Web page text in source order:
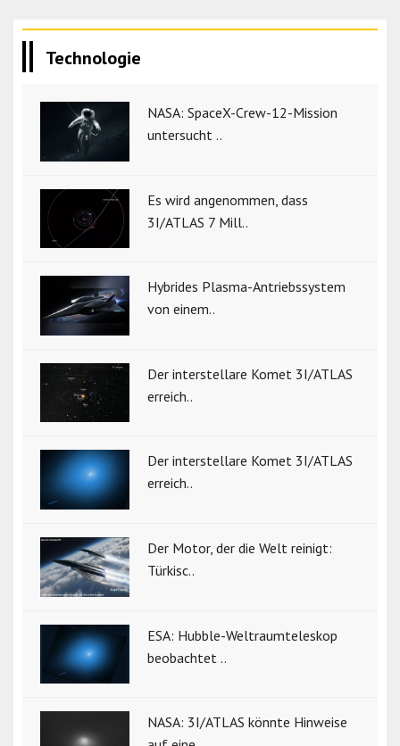
Technologie
NASA: SpaceX-Crew-12-Mission
untersucht ..
Es wird angenommen, dass
3I/ATLAS 7 Mill..
Hybrides Plasma-Antriebssystem
von einem..
Der interstellare Komet 3I/ATLAS
erreich..
Der interstellare Komet 3I/ATLAS
erreich..
Der Motor, der die Welt reinigt:
Türkisc..
ESA: Hubble-Weltraumteleskop
beobachtet ..
NASA: 3I/ATLAS könnte Hinweise